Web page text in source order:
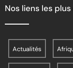
Nos liens les
Actualités